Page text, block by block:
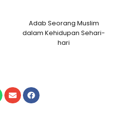
Adab Seorang Muslim
dalam Kehidupan Sehari-
hari